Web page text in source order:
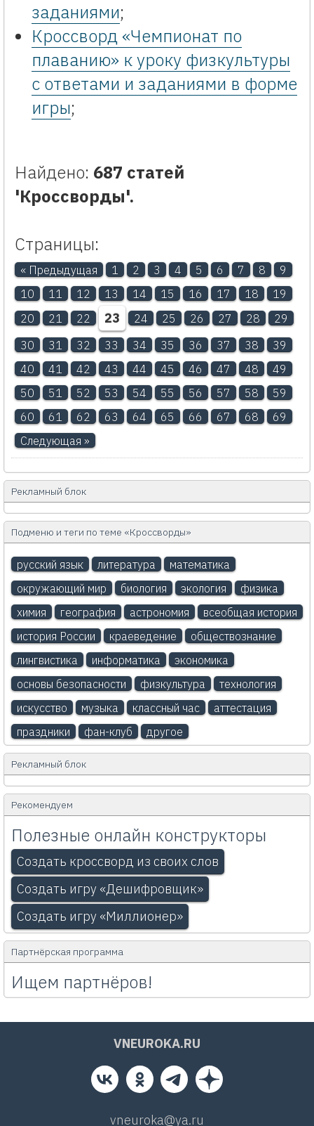
заданиями;
Кроссворд «Чемпионат по
плаванию» к уроку физкультуры
с ответами и заданиями в форме
игры;
Найдено: 687 статей
'Кроссворды'.
Страницы:
« Предыдущая 1 2 3 4 5 6 7 8
9
10
11 12 13 14 15 16 17 18
19
20
21 22 23 24 25 26 27 28
29
30
31 32 33 34 35 36 37 38
39
40
41 42 43 44 45 46 47 48
49
50
51 52 53 54 55 56 57 58
59
60
61 62 63 64 65 66 67 68
69
Следующая »
Рекламный блок
Подменю и теги по теме «Кроссворды»
русский язык литература
математика
окружающий мир
биология экология
физика
химия
география астрономия
всеобщая история
история России
краеведение
обществознание
лингвистика
информатика
экономика
основы безопасности
физкультура
технология
искусство
музыка классный час
аттестация
праздники
фан-клуб другое
Рекламный блок
Рекомендуем
Полезные онлайн конструкторы
Создать кроссворд из своих слов
Создать игру «Дешифровщик»
Создать игру «Миллионер»
Партнёрская программа
Ищем партнёров!
VNEUROKA.RU
vneuroka@ya.ru